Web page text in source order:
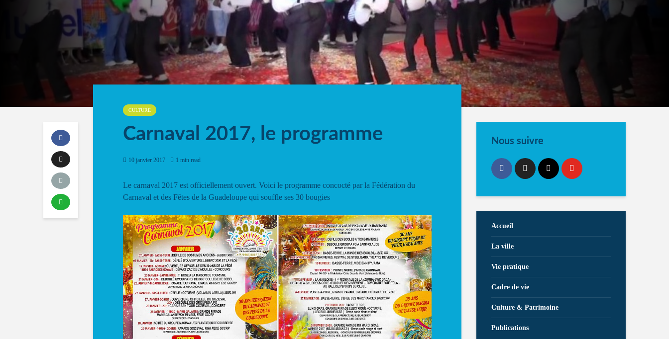
CULTURE
Carnaval 2017, le programme
10 janvier 2017 1 min read
Le carnaval 2017 est officiellement ouvert. Voici le programme concocté par la Fédération du
Carnaval et des Fêtes de la Guadeloupe qui souffle ses 30 bougies
Nous suivre
Accueil
La ville
Vie pratique
Cadre de vie
Culture & Patrimoine
Publications